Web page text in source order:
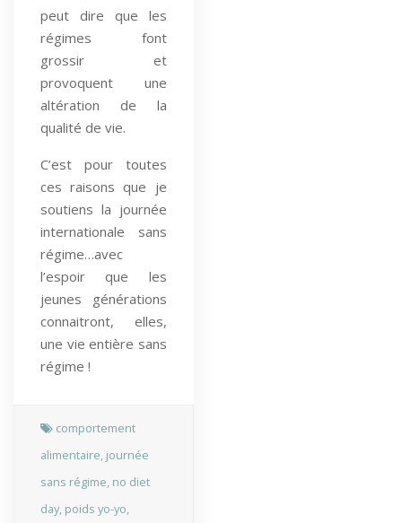
peut dire que les
régimes font
grossir et
provoquent une
altération de la
qualité de vie.
C’est pour toutes
ces raisons que je
soutiens la journée
internationale sans
régime…avec
l’espoir que les
jeunes générations
connaitront, elles,
une vie entière sans
régime !
comportement
alimentaire journée
sans régime no diet
day, poids yo-yo